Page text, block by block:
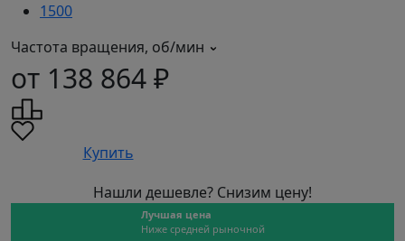
1500
Частота вращения, об/мин
от 138 864 ₽
Купить
Нашли дешевле? Снизим цену!
Лучшая цена
Ниже средней рыночной